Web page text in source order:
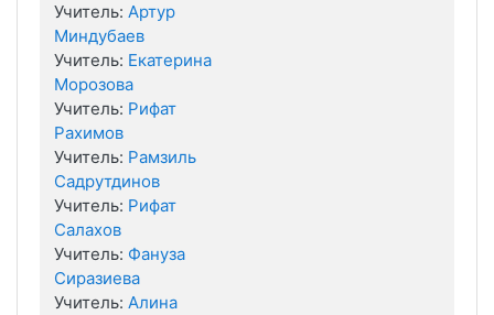
Учитель: Артур
Миндубаев
Учитель: Екатерина
Морозова
Учитель: Рифат
Рахимов
Учитель: Рамзиль
Садрутдинов
Учитель: Рифат
Салахов
Учитель: Фануза
Сиразиева
Учитель: Алина